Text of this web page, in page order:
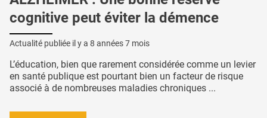
cognitive peut éviter la démence
Actualité publiée il y a 8 années 7 mois
L’éducation, bien que rarement considérée comme un levier
en santé publique est pourtant bien un facteur de risque
associé à de nombreuses maladies chroniques ...